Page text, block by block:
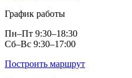
График работы
Пн–Пт 9:30–18:30
Сб–Вс 9:30–17:00
Построить маршрут